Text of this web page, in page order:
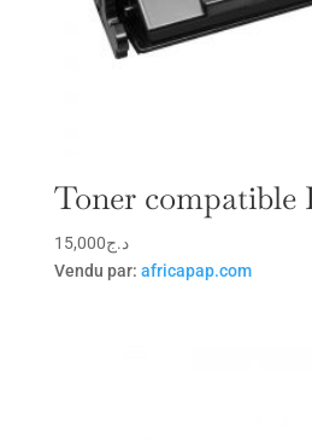
Toner compatible
د.ج15,000
Vendu par: africapap.com